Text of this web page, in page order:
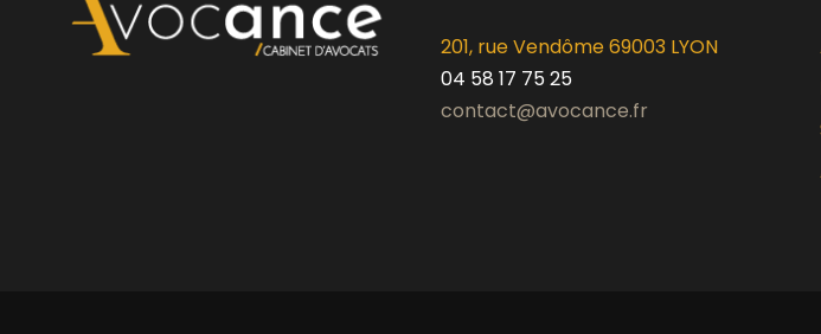
201, rue Vendôme 69003 LYON
04 58 17 75 25
contact@avocance.fr